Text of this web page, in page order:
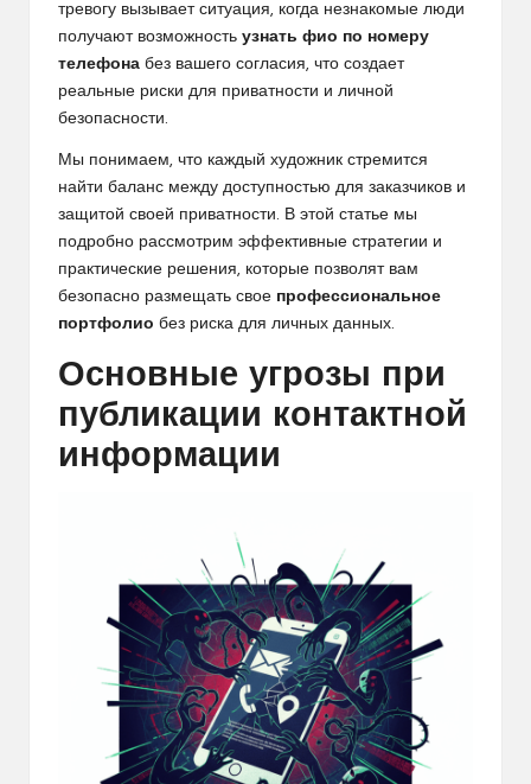
тревогу вызывает ситуация, когда незнакомые люди
получают возможность узнать фио по номеру
телефона без вашего согласия, что создает
реальные риски для приватности и личной
безопасности.
Мы понимаем, что каждый художник стремится
найти баланс между доступностью для заказчиков и
защитой своей приватности. В этой статье мы
подробно рассмотрим эффективные стратегии и
практические решения, которые позволят вам
безопасно размещать свое профессиональное
портфолио без риска для личных данных.
Основные угрозы при
публикации контактной
информации